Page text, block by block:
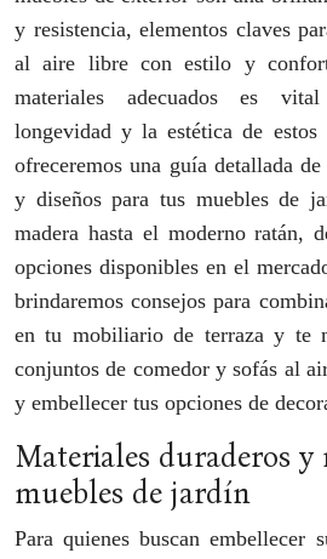
y resistencia, elementos claves
al aire libre con estilo y
materiales adecuados es
longevidad y la estética de
ofreceremos una guía detallada
y diseños para tus muebles de
madera hasta el moderno ratán,
opciones disponibles en el
brindaremos consejos para
en tu mobiliario de terraza y te
conjuntos de comedor y sofás al
y embellecer tus opciones de
Materiales duraderos y
muebles de jardín
Para quienes buscan embellecer